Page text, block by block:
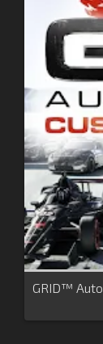
GRID™